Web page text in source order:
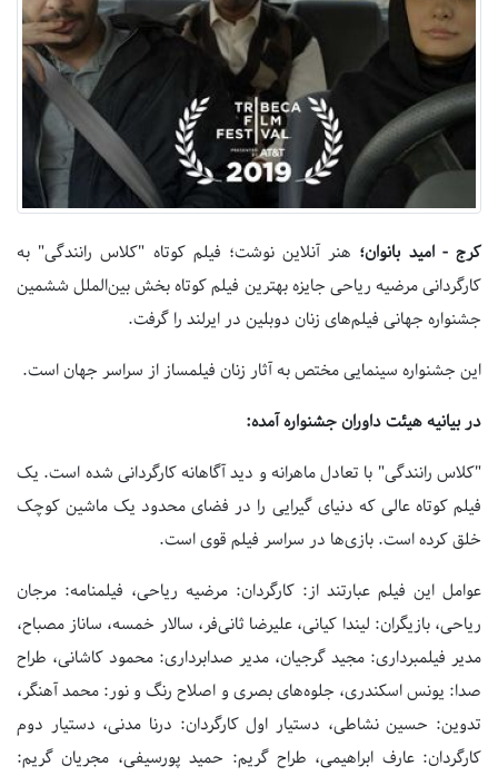
کرج - امید بانوان؛ هنر آنلاین نوشت؛ فیلم کوتاه "کلاس رانندگی" به
کارگردانی مرضیه ریاحی جایزه بهترین فیلم کوتاه بخش بین‌الملل ششمین
جشنواره جهانی فیلم‌های زنان دوبلین در ایرلند را گرفت.
این جشنواره سینمایی مختص به آثار زنان فیلمساز از سراسر جهان است.
در بیانیه هیئت داوران جشنواره آمده:
"کلاس رانندگی" با تعادل ماهرانه و دید آگاهانه کارگردانی شده است. یک
فیلم کوتاه عالی که دنیای گیرایی را در فضای محدود یک ماشین کوچک
خلق کرده است. بازی‌ها در سراسر فیلم قوی است.
عوامل این فیلم عبارتند از: کارگردان: مرضیه ریاحی، فیلمنامه: مرجان
ریاحی، بازیگران: لیندا کیانی، علیرضا ثانی‌فر، سالار خمسه، ساناز مصباح،
مدیر فیلمبرداری: مجید گرجیان، مدیر صدابرداری: محمود کاشانی، طراح
صدا: یونس اسکندری، جلوه‌های بصری و اصلاح رنگ و نور: محمد آهنگر،
تدوین: حسین نشاطی، دستیار اول کارگردان: درنا مدنی، دستیار دوم
کارگردان: عارف ابراهیمی، طراح گریم: حمید پورسیفی، مجریان گریم: